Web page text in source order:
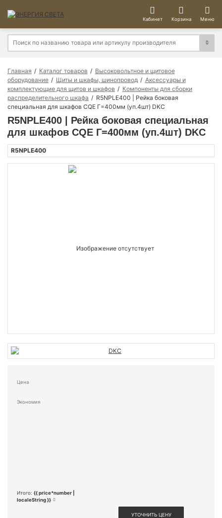
Кабинет Корзина Меню
Главная Каталог товаров
Высоковольтное и щитовое
оборудование
Щиты и шкафы, шинопровод
Аксессуары и
комплектующие для щитов и шкафов
Компоненты для сборки
распределительного шкафа
R5NPLE400 | Рейка боковая
специальная для шкафов CQE Г=400мм (уп.4шт) DKC
R5NPLE400 | Рейка боковая специальная
для шкафов CQE Г=400мм (уп.4шт) DKC
R5NPLE400
Цена
Экономия
Итого: {{ price*number |
localeString }}
УТОЧНИТЬ ЦЕНУ